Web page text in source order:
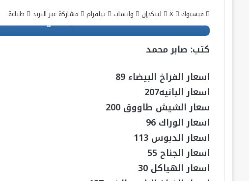
فيسبوك ‫X لينكدإن واتساب تيلقرام مشاركة عبر البريد طباعة
كتب: صابر محمد
اسعار الفراخ البيضاء 89
اسعار البانيه207
سعار الشيش طاووق 200
اسعار الوراك 96
اسعار الدبوس 113
اسعار الجناح 55
اسعار الهياكل 30